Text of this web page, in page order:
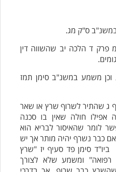
במשנ"ב ס"ק מג.
פרק ד הלכה יב שהשווה דין
וכן משמע במשנ"ב סימן תמז
ג שהתיר לשרוף שרץ או שאר
אפילו חולה שאין בו סכנה
לומר שהאיסור לבריא הוא
כבר נשרף יהיה מותר אך יש
סימן פד סעיף יז "שרץ
רפואה" ומשמע שלא לצורך